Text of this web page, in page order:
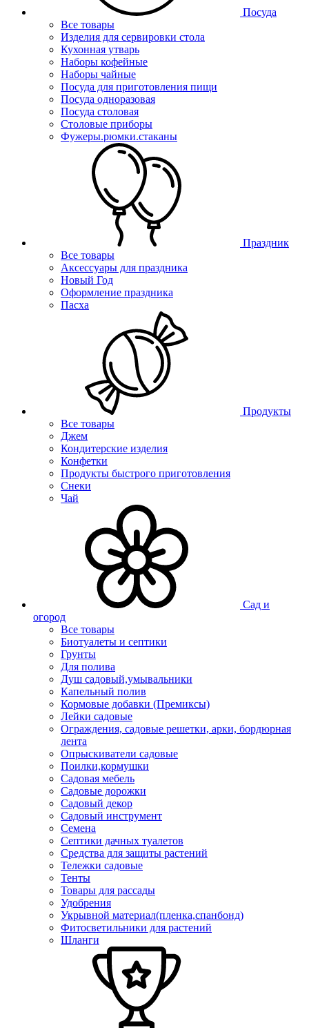
Посуда
Все товары
Изделия для сервировки стола
Кухонная утварь
Наборы кофейные
Наборы чайные
Посуда для приготовления пищи
Посуда одноразовая
Посуда столовая
Столовые приборы
Фужеры.рюмки.стаканы
Праздник
Все товары
Аксессуары для праздника
Новый Год
Оформление праздника
Пасха
Продукты
Все товары
Джем
Кондитерские изделия
Конфетки
Продукты быстрого приготовления
Снеки
Чай
Сад и
огород
Все товары
Биотуалеты и септики
Грунты
Для полива
Душ садовый,умывальники
Капельный полив
Кормовые добавки (Премиксы)
Лейки садовые
Ограждения, садовые решетки, арки, бордюрная
лента
Опрыскиватели садовые
Поилки,кормушки
Садовая мебель
Садовые дорожки
Садовый декор
Садовый инструмент
Семена
Септики дачных туалетов
Средства для защиты растений
Тележки садовые
Тенты
Товары для рассады
Удобрения
Укрывной материал(пленка,спанбонд)
Фитосветильники для растений
Шланги